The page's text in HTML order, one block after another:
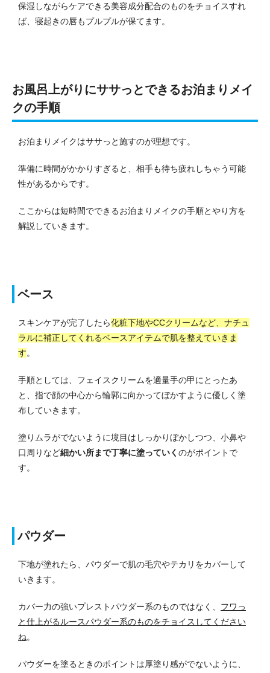
保湿しながらケアできる美容成分配合のものをチョイスすれ
ば、寝起きの唇もプルプルが保てます。
お風呂上がりにササっとできるお泊まりメイ
クの手順
お泊まりメイクはササっと施すのが理想です。
準備に時間がかかりすぎると、相手も待ち疲れしちゃう可能
性があるからです。
ここからは短時間でできるお泊まりメイクの手順とやり方を
解説していきます。
ベース
スキンケアが完了したら化粧下地やCCクリームなど、ナチュ
ラルに補正してくれるベースアイテムで肌を整えていきま
す。
手順としては、フェイスクリームを適量手の甲にとったあ
と、指で顔の中心から輪郭に向かってぼかすように優しく塗
布していきます。
塗りムラがでないように境目はしっかりぼかしつつ、小鼻や
口周りなど細かい所まで丁寧に塗っていく のがポイントで
す。
パウダー
下地が塗れたら、パウダーで肌の毛穴やテカリをカバーして
いきます。
カバー力の強いプレストパウダー系のものではなく、 フワっ
と仕上がるルースパウダー系のものをチョイスしてください
ね。
パウダーを塗るときのポイントは厚塗り感がでないように、